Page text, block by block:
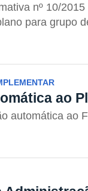
nº 10/
para grupo
ao
automática ao